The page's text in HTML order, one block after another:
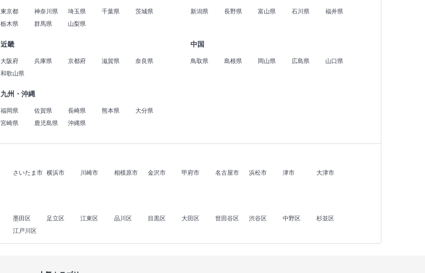
東京都 神奈川県 埼玉県 千葉県
茨城県
栃木県
群馬県 山梨県
新潟県 長野県 富山県 石川県 福井県
近畿
大阪府 兵庫県 京都府 滋賀県
奈良県
和歌山県
中国
鳥取県 島根県 岡山県 広島県 山口県
九州・沖縄
福岡県 佐賀県 長崎県 熊本県
大分県
宮崎県
鹿児島県 沖縄県
さいたま市 横浜市 川崎市 相模原市 金沢市 甲府市 名古屋市 浜松市 津市
大津市
墨田区 足立区 江東区 品川区 目黒区 大田区 世田谷区 渋谷区 中野区
杉並区
江戸川区